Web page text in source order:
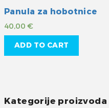
Panula za hobotnice
40,00€
ADD TO CART
Kategorije proizvoda